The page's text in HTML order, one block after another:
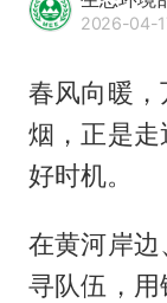
2026-04-
春风向暖
烟，正是
好时机。
在黄河岸
寻队伍，